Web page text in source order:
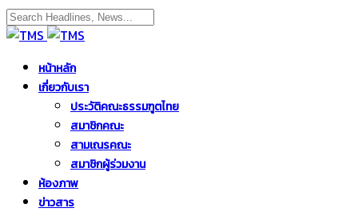
หน้าหลัก
เกี่ยวกับเรา
ประวัติคณะธรรมฑูตไทย
สมาชิกคณะ
สามเณรคณะ
สมาชิกผู้ร่วมงาน
ห้องภาพ
ข่าวสาร